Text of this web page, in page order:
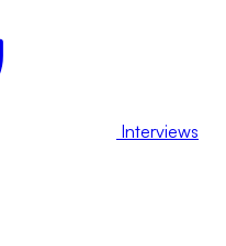
Interviews